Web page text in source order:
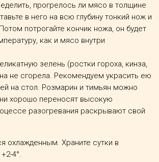
прогрелось ли мясо в толщине
в него на всю глубину тонкий нож и
потрогайте кончик ножа, он будет
как и мясо внутри
зелень (ростки гороха, кинза,
не сгорела. Рекомендуем украсить ею
на стол. Розмарин и тимьян можно
хорошо переносят высокую
разогревания раскрывают свой
охлажденным. Храните сутки в
4°.